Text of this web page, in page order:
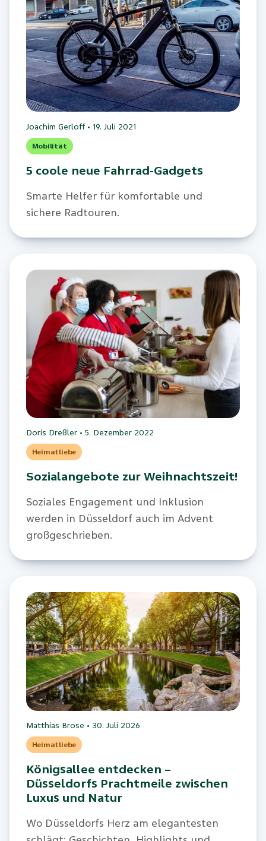
Joachim Gerloff• 19. Juli 2021
Mobilität
5 coole neue Fahrrad-Gadgets
Smarte Helfer für komfortable und
sichere Radtouren.
Doris Dreßler• 5. Dezember 2022
Heimatliebe
Sozialangebote zur Weihnachtszeit!
Soziales Engagement und Inklusion
werden in Düsseldorf auch im Advent
großgeschrieben.
Matthias Brose • 30. Juli 2026
Heimatliebe
Königsallee entdecken –
Düsseldorfs Prachtmeile zwischen
Luxus und Natur
Wo Düsseldorfs Herz am elegantesten